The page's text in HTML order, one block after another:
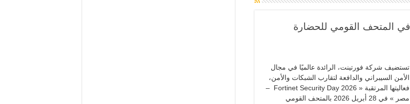
فورتينت تستضيف Security Day 2026 في المتحف القومي للحضارة
تستضيف شركة فورتينت، الرائدة عالميًا في مجال
الأمن السيبراني والدافعة لتقارب الشبكات والأمن،
فعاليتها المرتقبة « Fortinet Security Day 2026 –
مصر » في 28 أبريل 2026 بالمتحف القومي